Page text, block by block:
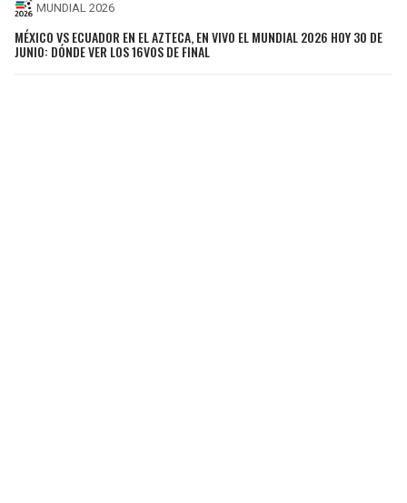
MUNDIAL 2026
MÉXICO VS ECUADOR EN EL AZTECA, EN VIVO EL MUNDIAL 2026 HOY 30 DE
JUNIO: DÓNDE VER LOS 16VOS DE FINAL